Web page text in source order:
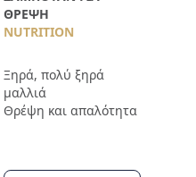
ΘΡΈΨΗ
NUTRITION
Ξηρά, πολύ ξηρά
μαλλιά
Θρέψη και απαλότητα